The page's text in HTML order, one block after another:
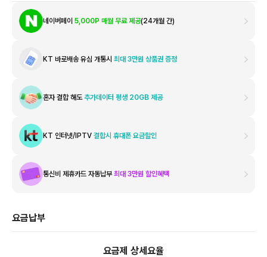
네이버페이 5,000P 매월 무료 제공(24개월 간)
KT 바로배송 유심 개통시 최대 3만원 상품권 증정
혼자 결합 해도추가데이터 평생 20GB 제공
KT 인터넷/IPTV 결합시 휴대폰 요금할인
통신비 제휴카드 자동납부최대 3만원 할인혜택
요금납부
요금제 상세요율